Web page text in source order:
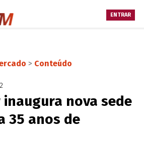
ENTRAR
> Conteúdo
nova sede
35 anos de